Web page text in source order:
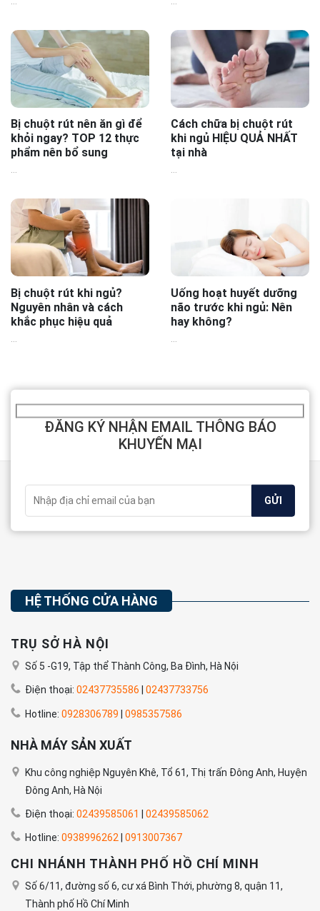
Bị chuột rút nên ăn gì để
khỏi ngay? TOP 12 thực
phẩm nên bổ sung
...
Cách chữa bị chuột rút
khi ngủ HIỆU QUẢ NHẤT
tại nhà
...
Bị chuột rút khi ngủ?
Nguyên nhân và cách
khắc phục hiệu quả
Uống hoạt huyết dưỡng
não trước khi ngủ: Nên
hay không?
ĐĂNG KÝ NHẬN EMAIL THÔNG BÁO
KHUYẾN MẠI
HỆ THỐNG CỬA HÀNG
TRỤ SỞ HÀ NỘI
Số 5 -G19, Tập thể Thành Công, Ba Đình, Hà Nội
Điện thoại: 02437735586 02437733756
Hotline: 0928306789 | 0985357586
NHÀ MÁY SẢN XUẤT
Khu công nghiệp Nguyên Khê, Tổ 61, Thị trấn Đông Anh, Huyện
Đông Anh, Hà Nội
Điện thoại: 02439585061 02439585062
Hotline: 0938996262 0913007367
CHI NHÁNH THÀNH PHỐ HỒ CHÍ MINH
Số 6/11, đường số 6, cư xá Bình Thới, phường 8, quận 11,
Thành phố Hồ Chí Minh